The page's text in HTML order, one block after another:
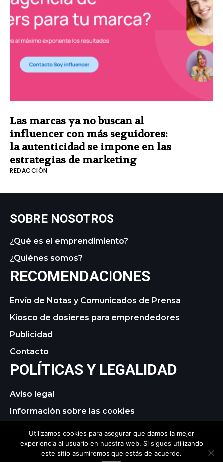
Las marcas ya no buscan al
influencer con más seguidores:
la autenticidad se impone en las
estrategias de marketing
REDACCIÓN
SOBRE NOSOTROS
¿Qué es el emprendimiento?
¿Quiénes somos?
RECOMENDACIONES
Envío de Notas y Comunicados de Prensa
Kiosco de dosieres para emprendedores
Publicidad
Contacto
POLÍTICAS Y LEGALIDAD
Aviso legal
Información sobre las cookies
Utilizamos cookies para asegurar que damos la mejor
experiencia al usuario en nuestra web. Si sigues utilizando
este sitio asumiremos que estás de acuerdo.